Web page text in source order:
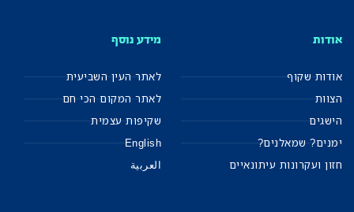
אודות
אודות שקוף
הצוות
הישגים
ימנים? שמאלנים?
חזון ועקרונות עיתונאיים
מידע נוסף
לאתר העין השביעית
לאתר המקום הכי חם
שקיפות עצמית
English
العربية